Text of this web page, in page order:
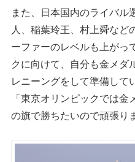
また、日本国内のライバル
人、稲葉玲王、村上舜など
ーファーのレベルも上がっ
クに向けて、自分も金メダ
レニーングをして準備して
「東京オリンピックでは
の旗で勝ちたいので頑張り